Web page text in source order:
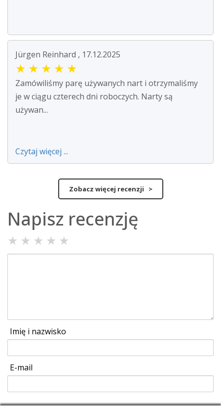
Jürgen Reinhard , 17.12.2025
★ ★ ★ ★ ★
Zamówiliśmy parę używanych nart i otrzymaliśmy
je w ciągu czterech dni roboczych. Narty są
używan...
Czytaj więcej ...
Zobacz więcej recenzji >
Napisz recenzję
★ ★ ★ ★ ★
Imię i nazwisko
E-mail